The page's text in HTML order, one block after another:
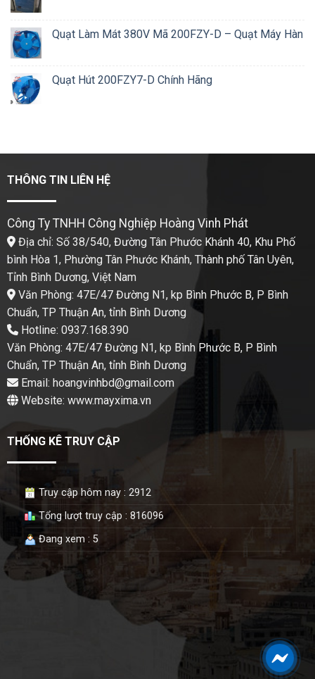
Quạt Làm Mát 380V Mã 200FZY-D – Quạt Máy Hàn
Quạt Hút 200FZY7-D Chính Hãng
THÔNG TIN LIÊN HỆ
Công Ty TNHH Công Nghiệp Hoàng Vinh Phát
Địa chỉ: Số 38/540, Đường Tân Phước Khánh 40, Khu Phố
bình Hòa 1, Phường Tân Phước Khánh, Thành phố Tân Uyên,
Tỉnh Bình Dương, Việt Nam
Văn Phòng: 47E/47 Đường N1, kp Bình Phước B, P Bình
Chuẩn, TP Thuận An, tỉnh Bình Dương
Hotline: 0937.168.390
Văn Phòng: 47E/47 Đường N1, kp Bình Phước B, P Bình
Chuẩn, TP Thuận An, tỉnh Bình Dương
Email: hoangvinhbd@gmail.com
Website: www.mayxima.vn
THỐNG KÊ TRUY CẬP
Truy cập hôm nay : 2912
Tổng lượt truy cập : 816096
Đang xem : 5